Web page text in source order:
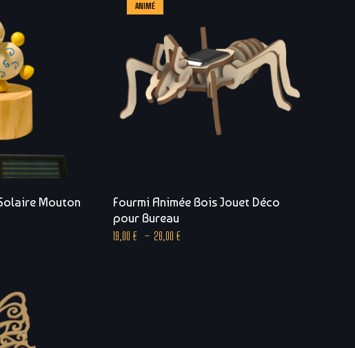
Mouton
ANIMÉ
Fourmi Animée Bois Jouet Déco
pour Bureau
19,00 € – 26,00 €